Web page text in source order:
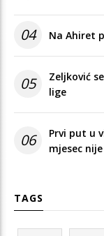
04 Na Ahiret
05
Zeljković
lige
06
Prvi put u
mjesec
TAGS